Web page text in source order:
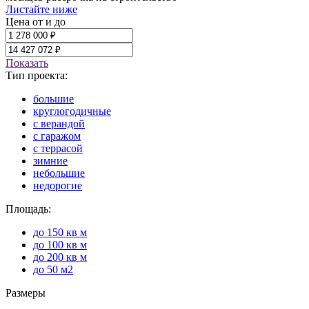
Листайте ниже
Цена от и до
Показать
Тип проекта:
большие
круглогодичные
с верандой
с гаражом
с террасой
зимние
небольшие
недорогие
Площадь:
до 150 кв м
до 100 кв м
до 200 кв м
до 50 м2
Размеры